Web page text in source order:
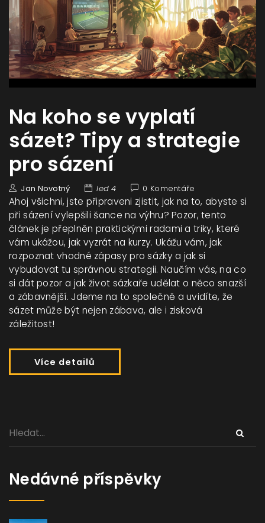
Na koho se vyplatí
sázet? Tipy a strategie
pro sázení
Jan Novotný led 4 0 Komentáře
Ahoj všichni, jste připraveni zjistit, jak na to, abyste si
při sázení vylepšili šance na výhru? Pozor, tento
článek je přeplněn praktickými radami a triky, které
vám ukážou, jak vyzrát na kurzy. Ukážu vám, jak
rozpoznat vhodné zápasy pro sázky a jak si
vybudovat tu správnou strategii. Naučím vás, na co
si dát pozor a jak život sázkaře udělat o něco snazší
a zábavnější. Jdeme na to společně a uvidíte, že
sázet může být nejen zábava, ale i zisková
záležitost!
Více detailů
Nedávné příspěvky